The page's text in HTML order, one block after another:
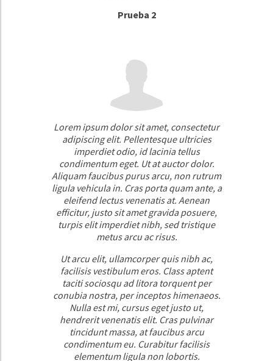
Prueba 2
Lorem ipsum dolor sit amet, consectetur
adipiscing elit. Pellentesque ultricies
imperdiet odio, id lacinia tellus
condimentum eget. Ut at auctor dolor.
Aliquam faucibus purus arcu, non rutrum
ligula vehicula in. Cras porta quam ante, a
eleifend lectus venenatis at. Aenean
efficitur, justo sit amet gravida posuere,
turpis elit imperdiet nibh, sed tristique
metus arcu ac risus.
Ut arcu elit, ullamcorper quis nibh ac,
facilisis vestibulum eros. Class aptent
taciti sociosqu ad litora torquent per
conubia nostra, per inceptos himenaeos.
Nulla est mi, cursus eget justo ut,
hendrerit venenatis elit. Cras pulvinar
tincidunt massa, at faucibus arcu
condimentum eu. Curabitur facilisis
elementum ligula non lobortis.